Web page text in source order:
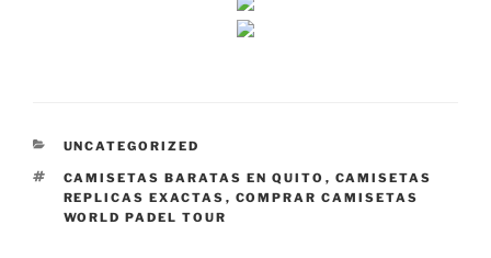
CATEGORÍAS
UNCATEGORIZED
ETIQUETAS
CAMISETAS BARATAS EN QUITO , CAMISETAS
REPLICAS EXACTAS , COMPRAR CAMISETAS
WORLD PADEL TOUR